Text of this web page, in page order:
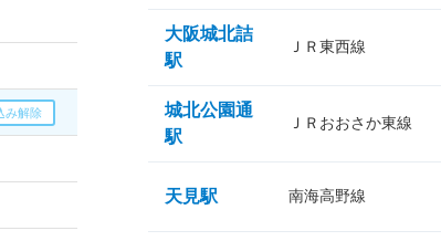
大阪城北詰
駅
ＪＲ東西線
城北公園通
駅
ＪＲおおさか東線
天見駅 南海高野線